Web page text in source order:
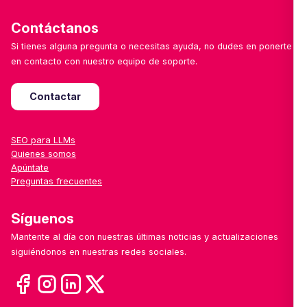
Contáctanos
Si tienes alguna pregunta o necesitas ayuda, no dudes en ponerte
en contacto con nuestro equipo de soporte.
Contactar
SEO para LLMs
Quienes somos
Apúntate
Preguntas frecuentes
Síguenos
Mantente al día con nuestras últimas noticias y actualizaciones
siguiéndonos en nuestras redes sociales.